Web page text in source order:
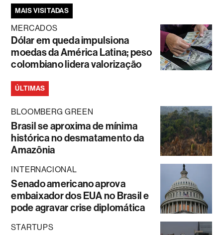
MAIS VISITADAS
MERCADOS
Dólar em queda impulsiona
moedas da América Latina; peso
colombiano lidera valorização
ÚLTIMAS
BLOOMBERG GREEN
Brasil se aproxima de mínima
histórica no desmatamento da
Amazônia
INTERNACIONAL
Senado americano aprova
embaixador dos EUA no Brasil e
pode agravar crise diplomática
STARTUPS